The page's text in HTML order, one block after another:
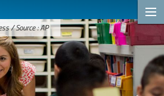
/ Source : AP